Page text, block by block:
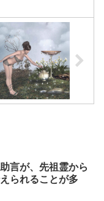
言が、先祖霊から
られることが多